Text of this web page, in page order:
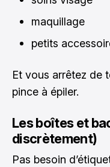
maquillage
petits
Et vous arrêtez de
pince à épiler.
Les boîtes et
discrètement)
Pas besoin